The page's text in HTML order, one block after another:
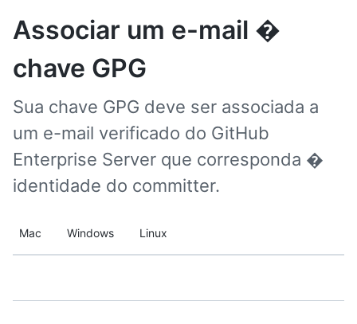
Associar um e-mail �
chave GPG
Sua chave GPG deve ser associada a
um e-mail verificado do GitHub
Enterprise Server que corresponda �
identidade do committer.
Mac Windows Linux